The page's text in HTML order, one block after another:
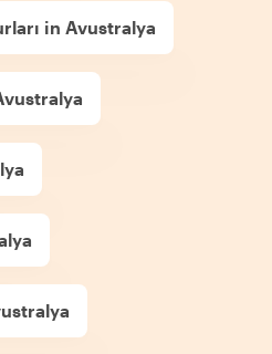
in Avustralya